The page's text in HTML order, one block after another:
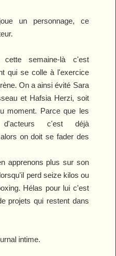
un personnage, ce
semaine-là c'est
qui se colle à l'exercice
On a ainsi évité Sara
et Hafsia Herzi, soit
moment. Parce que les
d'acteurs c'est déjà
on doit se fader des
apprenons plus sur son
perd seize kilos ou
Hélas pour lui c'est
projets qui restent dans
intime.